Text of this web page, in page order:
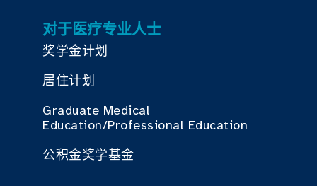
对于医疗专业人士
奖学金计划
居住计划
Graduate Medical
Education/Professional Education
公积金奖学基金